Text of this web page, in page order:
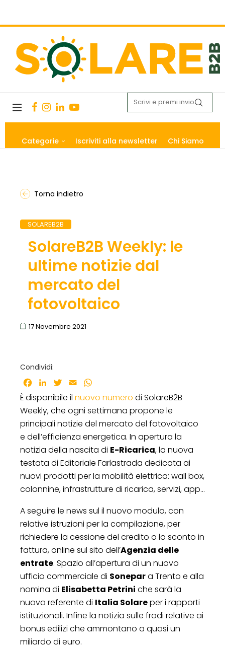
Categorie Iscriviti alla newsletter Chi Siamo
Torna indietro
SOLAREB2B
SolareB2B Weekly: le
ultime notizie dal
mercato del
fotovoltaico
17 Novembre 2021
Condividi:
Facebook
LinkedInTwitter
Email
È disponibile il nuovo numero di SolareB2B
Weekly, che ogni settimana propone le
principali notizie del mercato del fotovoltaico
e dell’efficienza energetica. In apertura la
notizia della nascita di E-Ricarica, la nuova
testata di Editoriale Farlastrada dedicata ai
nuovi prodotti per la mobilità elettrica: wall box,
colonnine, infrastrutture di ricarica, servizi, app…
A seguire le news sul il nuovo modulo, con
relative istruzioni per la compilazione, per
richiedere la cessione del credito o lo sconto in
fattura, online sul sito dell’Agenzia delle
entrate. Spazio all’apertura di un nuovo
ufficio commerciale di Sonepara Trento e alla
nomina di Elisabetta Petrini che sarà la
nuova referente di Italia Solareper i rapporti
istituzionali. Infine la notizia sulle frodi relative ai
bonus edilizi che ammontano a quasi un
miliardo di euro.